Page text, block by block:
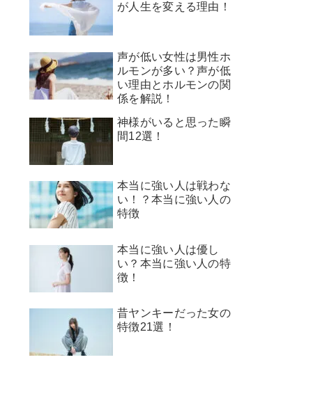
が人生を変える理由！
声が低い女性は男性ホ
ルモンが多い？声が低
い理由とホルモンの関
係を解説！
神様がいると思った瞬
間12選！
本当に強い人は戦わな
い！？本当に強い人の
特徴
本当に強い人は優し
い？本当に強い人の特
徴！
昔ヤンキーだった女の
特徴21選！